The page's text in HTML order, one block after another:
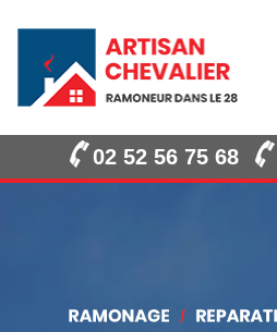
02 52 56 75 68